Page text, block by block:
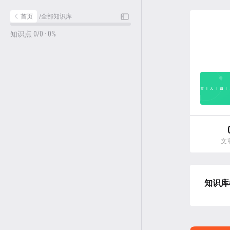
首页 /全部知识库
知识点 0/0 · 0%
文
知识